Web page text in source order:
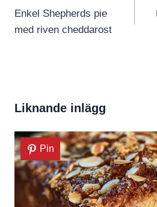
Enkel Shepherds pie
med riven cheddarost
Liknande inlägg
Pin